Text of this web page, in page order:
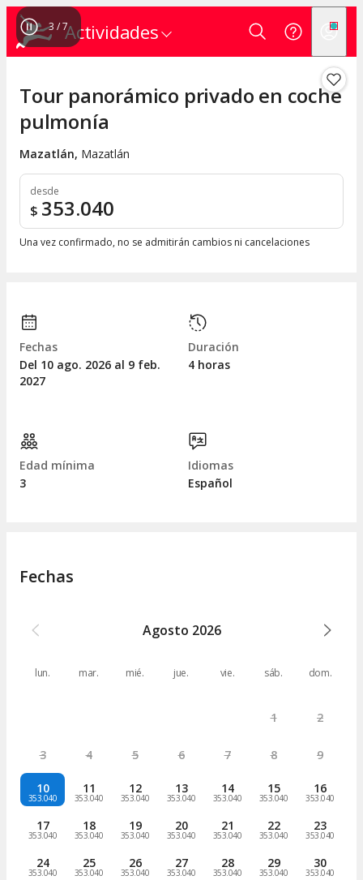
Actividades
4 /7
Tour panorámico privado en coche
pulmonía
Mazatlán, Mazatlán
desde
$ 353.040
Una vez confirmado, no se admitirán cambios ni cancelaciones
Fechas
Del 10 ago. 2026 al 9 feb.
2027
Duración
4 horas
Edad mínima
3
Idiomas
Español
Fechas
Agosto 2026
lun. mar. mié. jue. vie. sáb. dom.
1 2
3 4 5 6 7 8 9
10
353.040
11
353.040
12
353.040
13
353.040
14
353.040
15
353.040
16
353.040
17
353.040
18
353.040
19
353.040
20
353.040
21
353.040
22
353.040
23
353.040
24
353.040
25
353.040
26
353.040
27
353.040
28
353.040
29
353.040
30
353.040